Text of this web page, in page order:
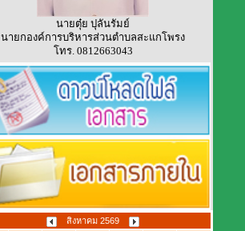
นายตุ๋ย ปุลันรัมย์
นายกองค์การบริหารส่วนตำบลสะแกโพรง
โทร. 0812663043
สิงหาคม 2569